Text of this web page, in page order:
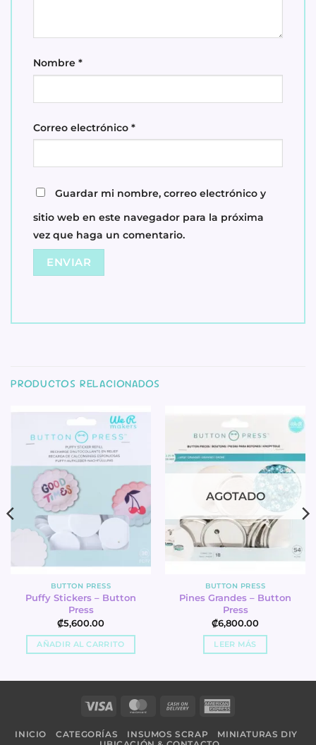
Nombre *
Correo electrónico *
Guardar mi nombre, correo electrónico y
sitio web en este navegador para la próxima
vez que haga un comentario.
PRODUCTOS RELACIONADOS
BUTTON PRESS
Puffy Stickers – Button
Press
₡5,600.00
AÑADIR AL CARRITO
AGOTADO
BUTTON PRESS
Pines Grandes – Button
Press
₡6,800.00
LEER MÁS
Visa MasterCard
Cash
Delivery
INICIO CATEGORÍAS INSUMOS SCRAP
MINIATURAS DIY